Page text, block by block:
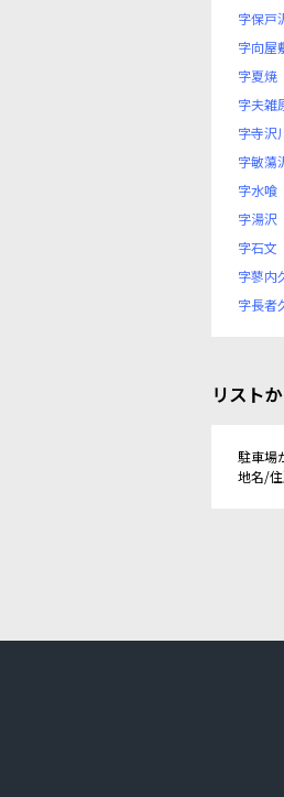
字保戸
字向屋
字夏焼
字夫雑
字寺沢
字敏蕩
字水喰
字湯沢
字石文
字蓼内
字長者
リスト
駐車場
地名/